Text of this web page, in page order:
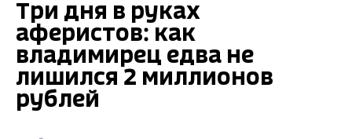
Три дня в руках
аферистов: как
владимирец едва не
лишился 2 миллионов
рублей